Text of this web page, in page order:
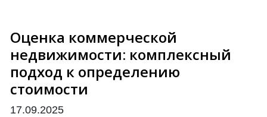
Оценка коммерческой
недвижимости: комплексный
подход к определению
стоимости
17.09.2025